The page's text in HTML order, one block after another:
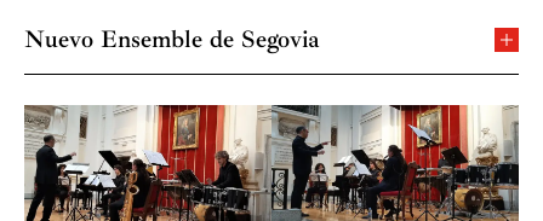
Nuevo Ensemble de Segovia
contemporánea y es la versión actual del conjunto
formado por Flores Chaviano, su director, en 1992. En
2022 el neSg cumple treinta años de existencia.